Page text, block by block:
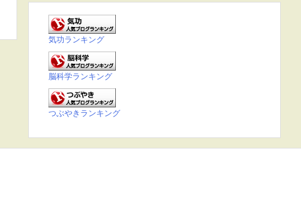
気功ランキング
脳科学ランキング
つぶやきランキング